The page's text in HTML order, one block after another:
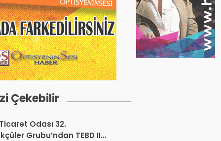
Çekebilir
Odası 32.
Grubu’ndan TEBD II